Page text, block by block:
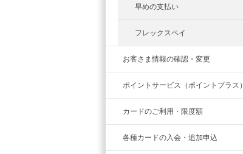
早めの支払い
フレックスペイ
お客さま情報の確認・変更
ポイントサービス（ポイントプラス）
カードのご利用・限度額
各種カードの入会・追加申込